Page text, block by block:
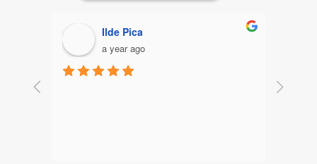
Ilde Pica
a year ago
In